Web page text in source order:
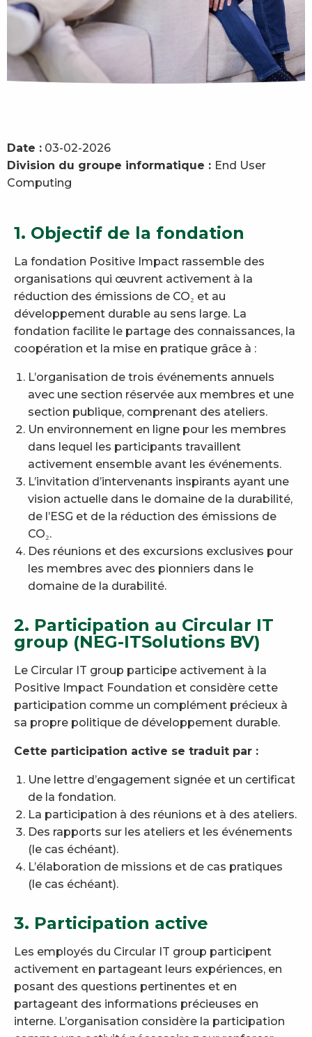
Date : 03-02-2026
Division du groupe informatique : End User
Computing
1. Objectif de la fondation
La fondation Positive Impact rassemble des
organisations qui œuvrent activement à la
réduction des émissions de CO₂ et au
développement durable au sens large. La
fondation facilite le partage des connaissances, la
coopération et la mise en pratique grâce à :
L’organisation de trois événements annuels
avec une section réservée aux membres et une
section publique, comprenant des ateliers.
Un environnement en ligne pour les membres
dans lequel les participants travaillent
activement ensemble avant les événements.
L’invitation d’intervenants inspirants ayant une
vision actuelle dans le domaine de la durabilité,
de l’ESG et de la réduction des émissions de
CO₂.
Des réunions et des excursions exclusives pour
les membres avec des pionniers dans le
domaine de la durabilité.
2. Participation au Circular IT
group (NEG-ITSolutions BV)
Le Circular IT group participe activement à la
Positive Impact Foundation et considère cette
participation comme un complément précieux à
sa propre politique de développement durable.
Cette participation active se traduit par :
Une lettre d’engagement signée et un certificat
de la fondation.
La participation à des réunions et à des ateliers.
Des rapports sur les ateliers et les événements
(le cas échéant).
L’élaboration de missions et de cas pratiques
(le cas échéant).
3. Participation active
Les employés du Circular IT group participent
activement en partageant leurs expériences, en
posant des questions pertinentes et en
partageant des informations précieuses en
interne. L’organisation considère la participation